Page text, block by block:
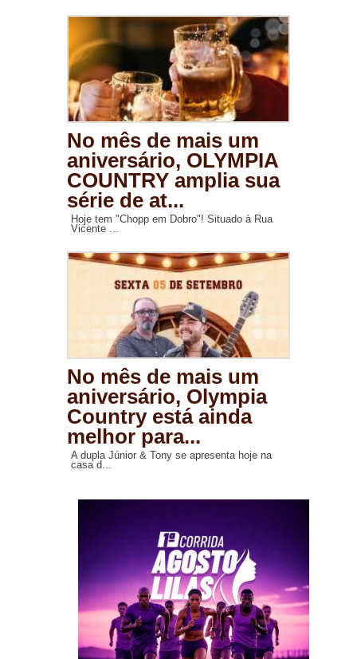
No mês de mais um
aniversário, OLYMPIA
COUNTRY amplia sua
série de at...
Hoje tem "Chopp em Dobro"! Situado à Rua
Vicente ...
No mês de mais um
aniversário, Olympia
Country está ainda
melhor para...
A dupla Júnior & Tony se apresenta hoje na
casa d...